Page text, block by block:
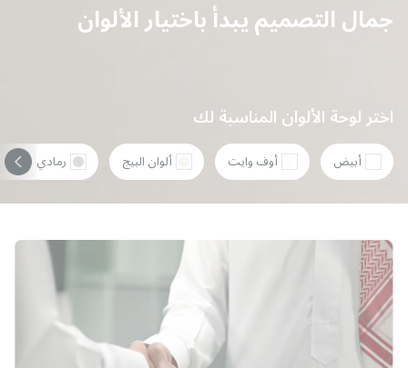
جمال التصميم يبدأ باختيار الألوان
اختر لوحة الألوان المناسبة لك
أبيض أوف وايت ألوان البيج رمادي